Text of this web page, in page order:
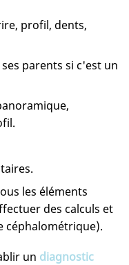
profil, dents,
parents si c'est un
les éléments
des calculs et
céphalométrique).
un diagnostic